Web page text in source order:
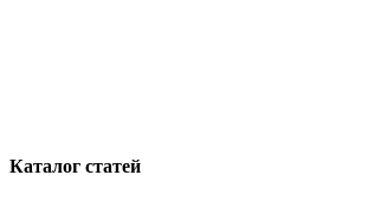
Каталог статей